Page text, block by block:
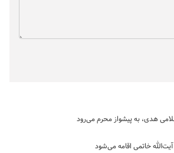
هدی، به پیشواز محرم می‌رود
خاتمی اقامه می‌شود